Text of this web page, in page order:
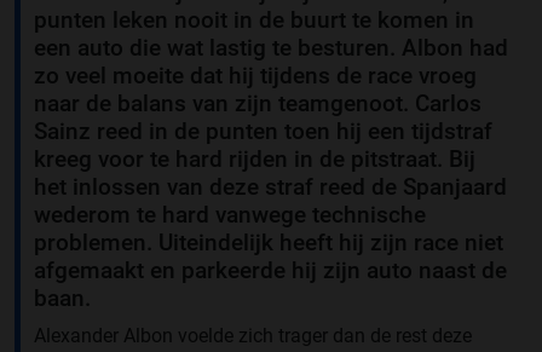
punten leken nooit in de buurt te komen in
een auto die wat lastig te besturen. Albon had
zo veel moeite dat hij tijdens de race vroeg
naar de balans van zijn teamgenoot. Carlos
Sainz reed in de punten toen hij een tijdstraf
kreeg voor te hard rijden in de pitstraat. Bij
het inlossen van deze straf reed de Spanjaard
wederom te hard vanwege technische
problemen. Uiteindelijk heeft hij zijn race niet
afgemaakt en parkeerde hij zijn auto naast de
baan.
Alexander Albon voelde zich trager dan de rest deze